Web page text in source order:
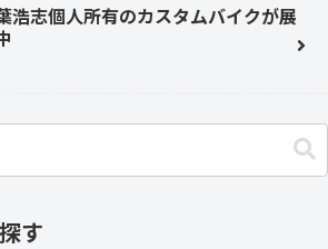
浩志個人所有のカスタムバイクが展
す